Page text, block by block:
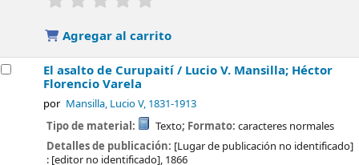
Agregar al carrito
El asalto de Curupaití / Lucio V. Mansilla; Héctor
Florencio Varela
por Mansilla, Lucio V, 1831-1913
Tipo de material: Texto; Formato: caracteres normales
Detalles de publicación: [Lugar de publicación no identificado]
: [editor no identificado], 1866